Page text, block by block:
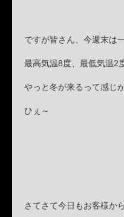
ですが皆さん、今週末は
最高気温8度、最低気温2
やっと冬が来るって感じ
ひぇ～
さてさて今日もお客様か